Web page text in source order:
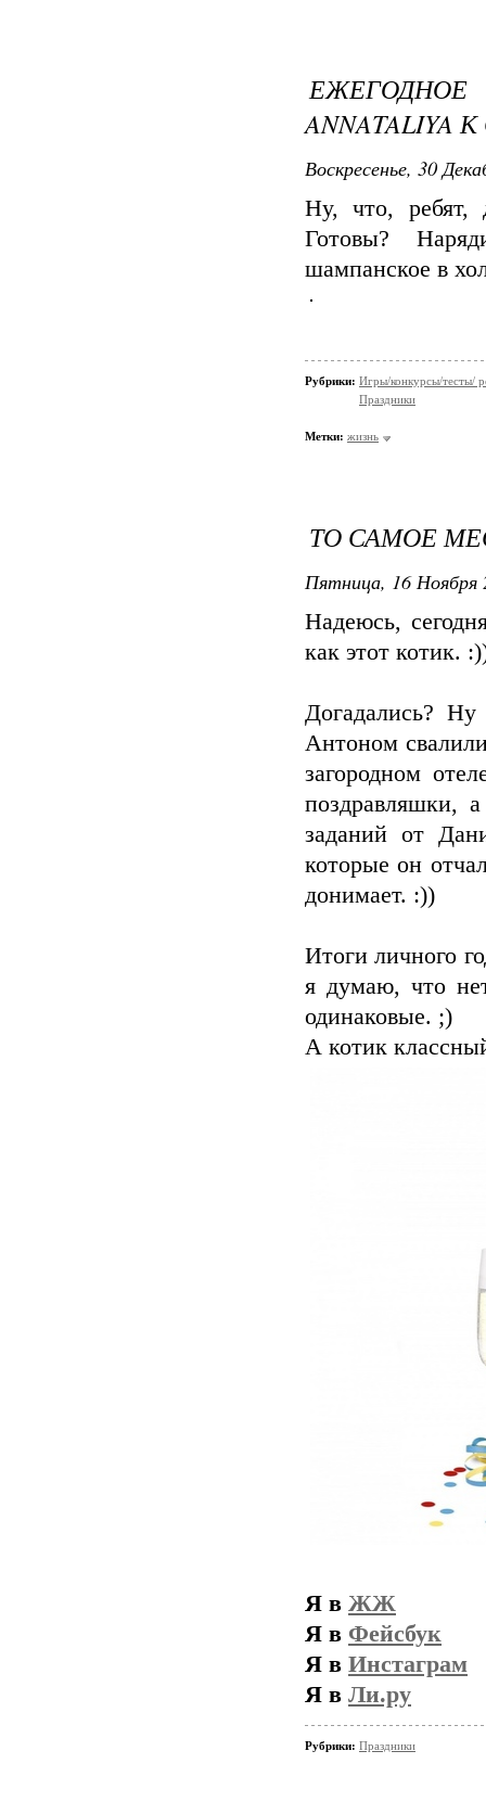
Воскресенье, 30
Ну, что,
Готовы?
шампанское в
Рубрики: Игры/конкурсы/тесты/
Праздники
Метки: жизнь
ТО САМОЕ
Пятница, 16 Ноября
Надеюсь,
как этот котик.
Догадались?
Антоном
загородном
поздравляшки,
заданий от
которые он
донимает. :))
Итоги личного
я думаю, что
одинаковые. ;)
А котик
Я в ЖЖ
Я в Фейсбук
Я в Инстаграм
Я в Ли.ру
Рубрики: Праздники